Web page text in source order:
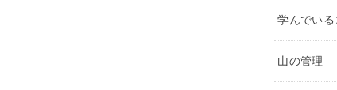
学んでいる
山の管理